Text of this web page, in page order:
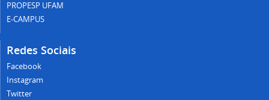
PROPESP UFAM
E-CAMPUS
Redes Sociais
Facebook
Instagram
Twitter